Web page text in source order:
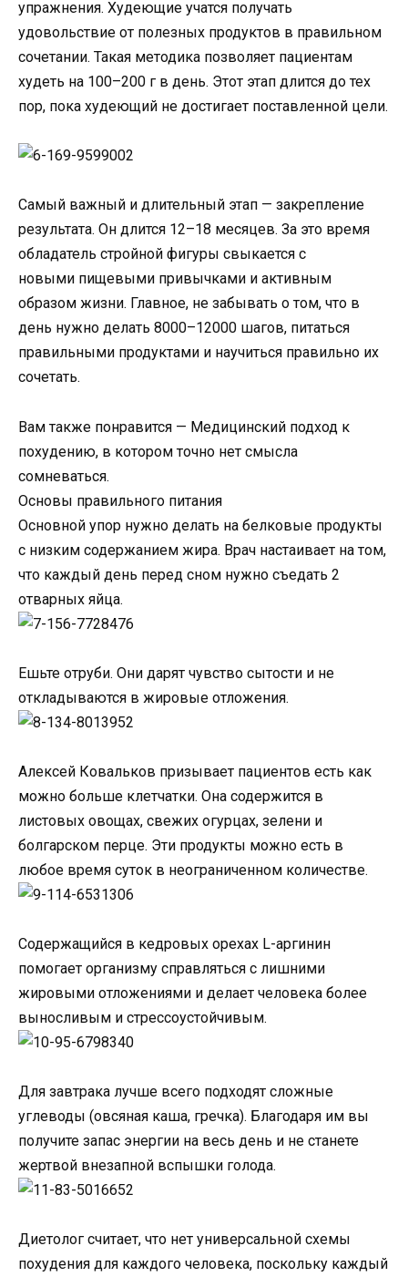
упражнения. Худеющие учатся получать
удовольствие от полезных продуктов в правильном
сочетании. Такая методика позволяет пациентам
худеть на 100–200 г в день. Этот этап длится до тех
пор, пока худеющий не достигает поставленной цели.
Самый важный и длительный этап — закрепление
результата. Он длится 12–18 месяцев. За это время
обладатель стройной фигуры свыкается с
новыми пищевыми привычками и активным
образом жизни. Главное, не забывать о том, что в
день нужно делать 8000–12000 шагов, питаться
правильными продуктами и научиться правильно их
сочетать.
Вам также понравится — Медицинский подход к
похудению, в котором точно нет смысла
сомневаться.
Основы правильного питания
Основной упор нужно делать на белковые продукты
с низким содержанием жира. Врач настаивает на том,
что каждый день перед сном нужно съедать 2
отварных яйца.
Ешьте отруби. Они дарят чувство сытости и не
откладываются в жировые отложения.
Алексей Ковальков призывает пациентов есть как
можно больше клетчатки. Она содержится в
листовых овощах, свежих огурцах, зелени и
болгарском перце. Эти продукты можно есть в
любое время суток в неограниченном количестве.
Содержащийся в кедровых орехах L-аргинин
помогает организму справляться с лишними
жировыми отложениями и делает человека более
выносливым и стрессоустойчивым.
Для завтрака лучше всего подходят сложные
углеводы (овсяная каша, гречка). Благодаря им вы
получите запас энергии на весь день и не станете
жертвой внезапной вспышки голода.
Диетолог считает, что нет универсальной схемы
похудения для каждого человека, поскольку каждый